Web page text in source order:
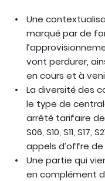
Une
marqué par de
vont perdurer,
en cours et à
La diversité des
le type de
arrêté tarifaire
S06, S10, S11,
appels d’offre de
Une partie qui
en complément